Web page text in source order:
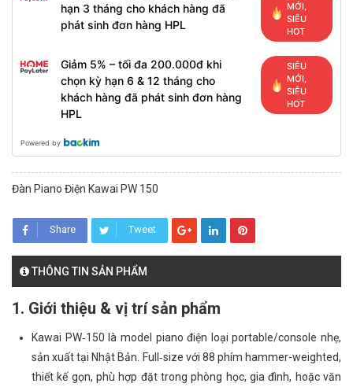
hạn 3 tháng cho khách hàng đã
phát sinh đơn hàng HPL
MỚI,
SIÊU
HOT
Giảm 5% – tối đa 200.000đ khi
chọn kỳ hạn 6 & 12 tháng cho
khách hàng đã phát sinh đơn hàng
HPL
SIÊU
MỚI,
SIÊU
HOT
Powered by
Đàn Piano Điện Kawai PW 150
Share Tweet
THÔNG TIN SẢN PHẨM
1. Giới thiệu & vị trí sản phẩm
Kawai PW‑150 là model piano điện loại portable/console nhẹ,
sản xuất tại Nhật Bản. Full‑size với 88 phím hammer-weighted,
thiết kế gọn, phù hợp đặt trong phòng học, gia đình, hoặc văn